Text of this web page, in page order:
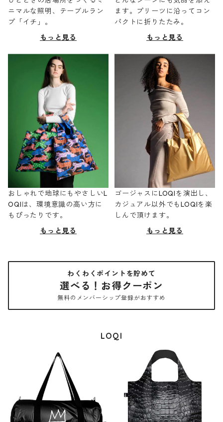
ニマルな照明、テーブルラン
プ「イチ」。
もっと見る
ます。プリーツに沿ってコン
パクトに折りたたみ。
もっと見る
おしゃれで地球にもやさしいL
OQIは、環境意識の高い方に
もぴったりです。
もっと見る
ゴージャスにLOQIを演出し、
カジュアル以外でもLOQIを楽
しんで頂けます。
もっと見る
わくわくポイントを貯めて
選べる！お得クーポン
無料のメンバーシップ登録がおすすめ
LOQI